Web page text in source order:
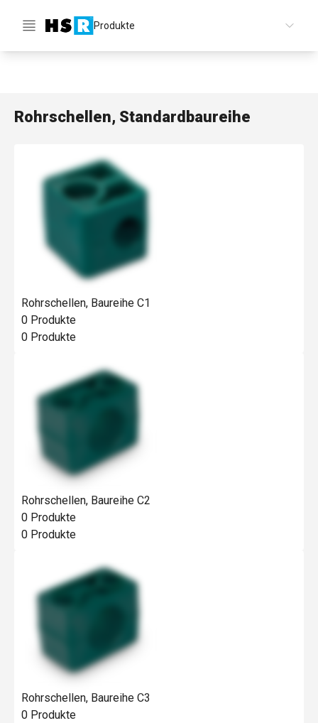
Produkte
Rohrschellen, Standardbaureihe
Rohrschellen, Baureihe C1
0 Produkte
0 Produkte
Rohrschellen, Baureihe C2
0 Produkte
0 Produkte
Rohrschellen, Baureihe C3
0 Produkte